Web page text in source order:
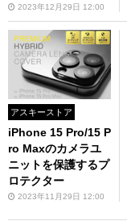
2023年12月29日 12:00
アスキーストア
iPhone 15 Pro/15 P
ro Maxのカメラユ
ニットを保護するプ
ロテクター
2023年11月29日 12:00